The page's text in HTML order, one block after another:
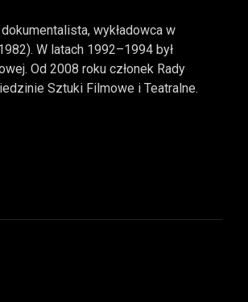
wykładowca w
W latach 1992–1994 był
Od 2008 roku członek Rady
Sztuki Filmowe i Teatralne.